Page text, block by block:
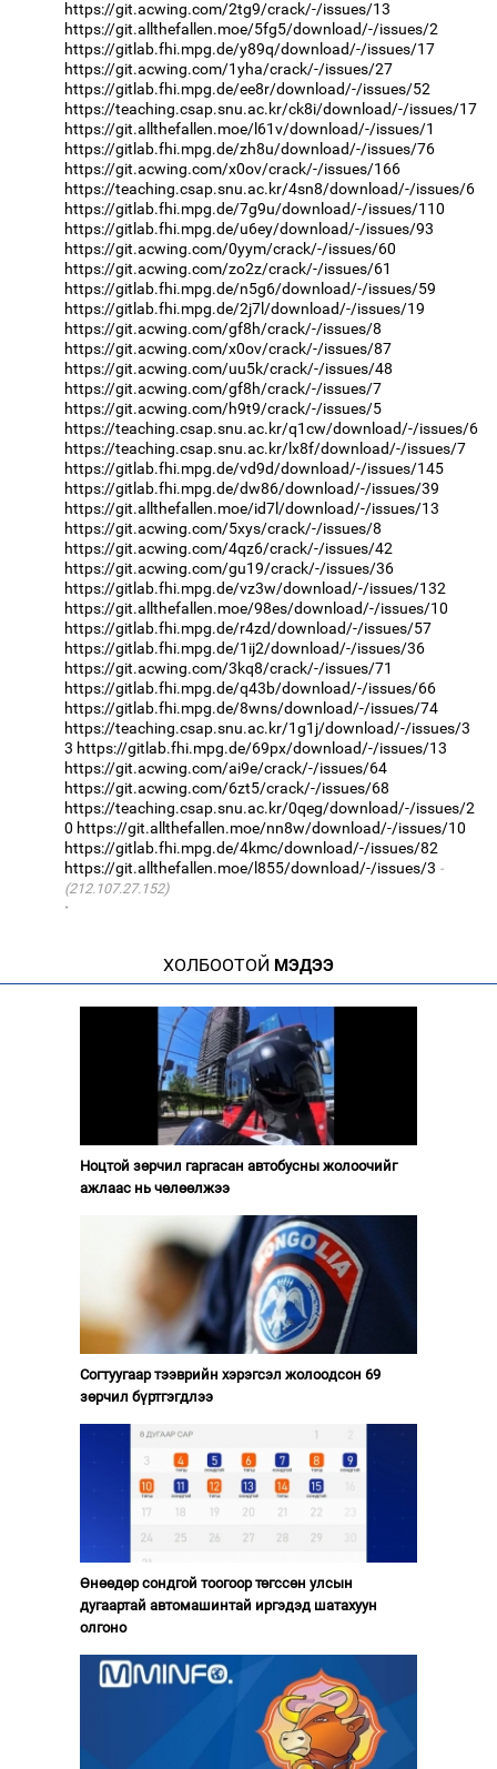
https://git.acwing.com/2tg9/crack/-/issues/13
https://git.allthefallen.moe/5fg5/download/-/issues/2
https://gitlab.fhi.mpg.de/y89q/download/-/issues/17
https://git.acwing.com/1yha/crack/-/issues/27
https://gitlab.fhi.mpg.de/ee8r/download/-/issues/52
https://teaching.csap.snu.ac.kr/ck8i/download/-/issues/17
https://git.allthefallen.moe/l61v/download/-/issues/1
https://gitlab.fhi.mpg.de/zh8u/download/-/issues/76
https://git.acwing.com/x0ov/crack/-/issues/166
https://teaching.csap.snu.ac.kr/4sn8/download/-/issues/6
https://gitlab.fhi.mpg.de/7g9u/download/-/issues/110
https://gitlab.fhi.mpg.de/u6ey/download/-/issues/93
https://git.acwing.com/0yym/crack/-/issues/60
https://git.acwing.com/zo2z/crack/-/issues/61
https://gitlab.fhi.mpg.de/n5g6/download/-/issues/59
https://gitlab.fhi.mpg.de/2j7l/download/-/issues/19
https://git.acwing.com/gf8h/crack/-/issues/8
https://git.acwing.com/x0ov/crack/-/issues/87
https://git.acwing.com/uu5k/crack/-/issues/48
https://git.acwing.com/gf8h/crack/-/issues/7
https://git.acwing.com/h9t9/crack/-/issues/5
https://teaching.csap.snu.ac.kr/q1cw/download/-/issues/6
https://teaching.csap.snu.ac.kr/lx8f/download/-/issues/7
https://gitlab.fhi.mpg.de/vd9d/download/-/issues/145
https://gitlab.fhi.mpg.de/dw86/download/-/issues/39
https://git.allthefallen.moe/id7l/download/-/issues/13
https://git.acwing.com/5xys/crack/-/issues/8
https://git.acwing.com/4qz6/crack/-/issues/42
https://git.acwing.com/gu19/crack/-/issues/36
https://gitlab.fhi.mpg.de/vz3w/download/-/issues/132
https://git.allthefallen.moe/98es/download/-/issues/10
https://gitlab.fhi.mpg.de/r4zd/download/-/issues/57
https://gitlab.fhi.mpg.de/1ij2/download/-/issues/36
https://git.acwing.com/3kq8/crack/-/issues/71
https://gitlab.fhi.mpg.de/q43b/download/-/issues/66
https://gitlab.fhi.mpg.de/8wns/download/-/issues/74
https://teaching.csap.snu.ac.kr/1g1j/download/-/issues/3
3 https://gitlab.fhi.mpg.de/69px/download/-/issues/13
https://git.acwing.com/ai9e/crack/-/issues/64
https://git.acwing.com/6zt5/crack/-/issues/68
https://teaching.csap.snu.ac.kr/0qeg/download/-/issues/2
0 https://git.allthefallen.moe/nn8w/download/-/issues/10
https://gitlab.fhi.mpg.de/4kmc/download/-/issues/82
https://git.allthefallen.moe/l855/download/-/issues/3
(212.107.27.152)
·
ХОЛБООТОЙ МЭДЭЭ
Ноцтой зөрчил гаргасан автобусны жолоочийг
ажлаас нь чөлөөлжээ
Согтуугаар тээврийн хэрэгсэл жолоодсон 69
зөрчил бүртгэгдлээ
Өнөөдөр сондгой тоогоор төгссөн улсын
дугаартай автомашинтай иргэдэд шатахуун
олгоно